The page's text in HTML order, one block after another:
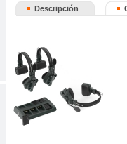
Descripción